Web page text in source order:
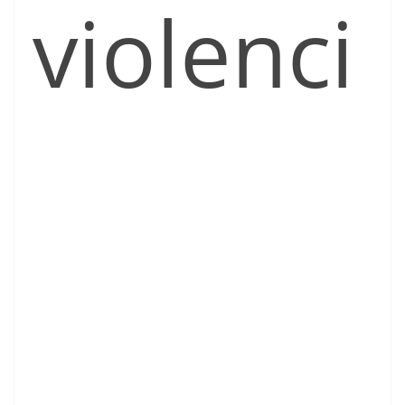
violenci